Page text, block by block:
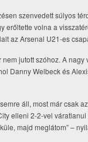
szenvedett súlyos
volna a
az Arsenal U21-es
jutott szóhoz. A
Danny Welbeck és
áll, most már csak
elleni 2-2-vel
majd meglátom” –